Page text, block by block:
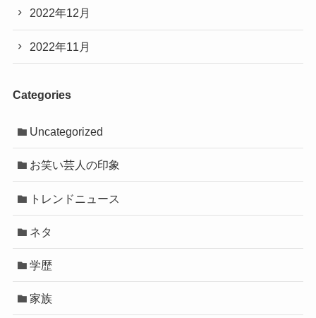
2022年12月
2022年11月
Categories
Uncategorized
お笑い芸人の印象
トレンドニュース
ネタ
学歴
家族